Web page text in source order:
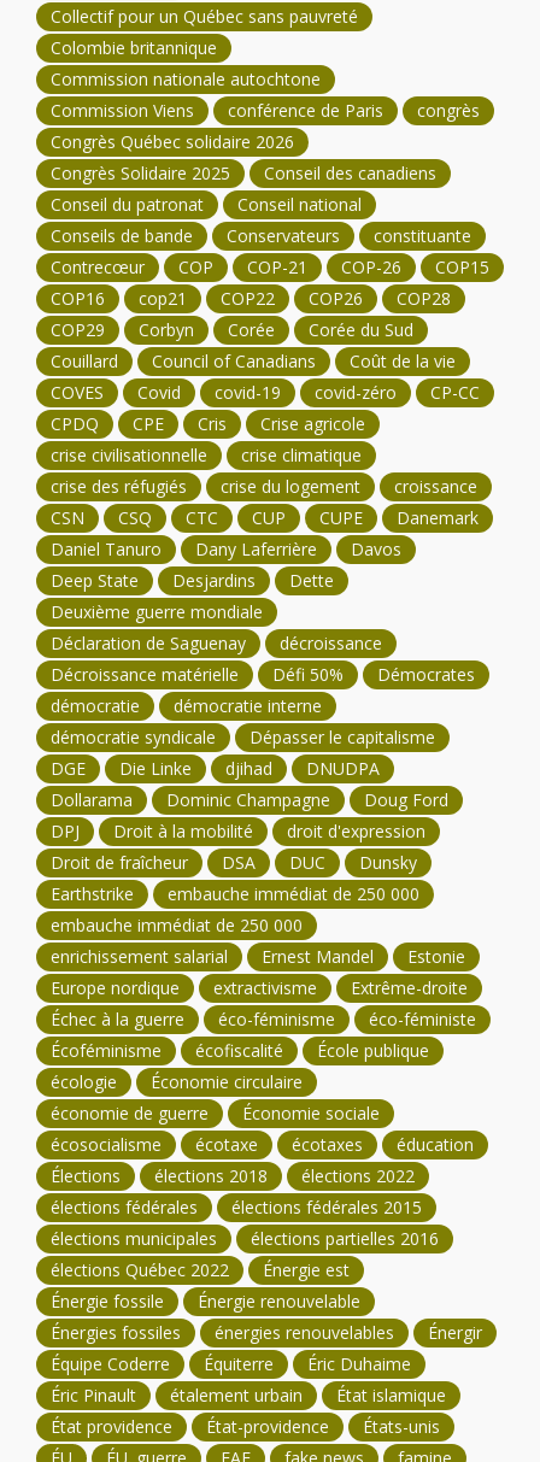
Collectif pour un Québec sans pauvreté
Colombie britannique
Commission nationale autochtone
Commission Viens
conférence de Paris
congrès
Congrès Québec solidaire 2026
Congrès Solidaire 2025
Conseil des canadiens
Conseil du patronat
Conseil national
Conseils de bande
Conservateurs
constituante
Contrecœur
COP COP-21 COP-26
COP15
COP16
cop21 COP22 COP26
COP28
COP29
Corbyn Corée
Corée du Sud
Couillard
Council of Canadians
Coût de la vie
COVES
Covid covid-19 covid-zéro
CP-CC
CPDQ
CPE Cris
Crise agricole
crise civilisationnelle
crise climatique
crise des réfugiés
crise du logement
croissance
CSN
CSQ CTC CUP CUPE
Danemark
Daniel Tanuro
Dany Laferrière
Davos
Deep State
Desjardins
Dette
Deuxième guerre mondiale
Déclaration de Saguenay
décroissance
Décroissance matérielle
Défi 50%
Démocrates
démocratie
démocratie interne
démocratie syndicale
Dépasser le capitalisme
DGE
Die Linke djihad
DNUDPA
Dollarama
Dominic Champagne
Doug Ford
DPJ
Droit à la mobilité
droit d'expression
Droit de fraîcheur
DSA DUC
Dunsky
Earthstrike
embauche immédiat de 250 000
embauche immédiat de 250 000
enrichissement salarial
Ernest Mandel
Estonie
Europe nordique
extractivisme
Extrême-droite
Échec à la guerre
éco-féminisme
éco-féministe
Écoféminisme
écofiscalité
École publique
écologie
Économie circulaire
économie de guerre
Économie sociale
écosocialisme
écotaxe écotaxes
éducation
Élections
élections 2018
élections 2022
élections fédérales
élections fédérales 2015
élections municipales
élections partielles 2016
élections Québec 2022
Énergie est
Énergie fossile
Énergie renouvelable
Énergies fossiles
énergies renouvelables
Énergir
Équipe Coderre
Équiterre
Éric Duhaime
Éric Pinault
étalement urbain
État islamique
État providence
État-providence
États-unis